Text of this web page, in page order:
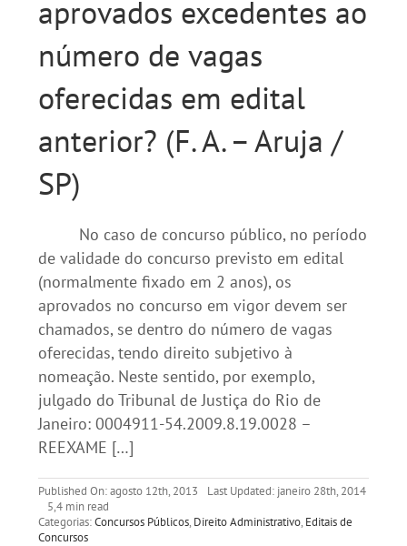
aprovados excedentes ao
número de vagas
oferecidas em edital
anterior? (F. A. – Aruja /
SP)
No caso de concurso público, no período
de validade do concurso previsto em edital
(normalmente fixado em 2 anos), os
aprovados no concurso em vigor devem ser
chamados, se dentro do número de vagas
oferecidas, tendo direito subjetivo à
nomeação. Neste sentido, por exemplo,
julgado do Tribunal de Justiça do Rio de
Janeiro: 0004911-54.2009.8.19.0028 –
REEXAME […]
Published On: agosto 12th, 2013
Last Updated: janeiro 28th, 2014
5,4 min read
Categorias:Concursos Públicos, Direito Administrativo, Editais de
Concursos